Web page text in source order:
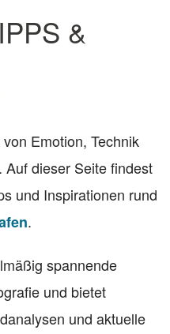
&
Emotion, Technik
Auf dieser Seite findest
und Inspirationen rund
.
spannende
und bietet
und aktuelle